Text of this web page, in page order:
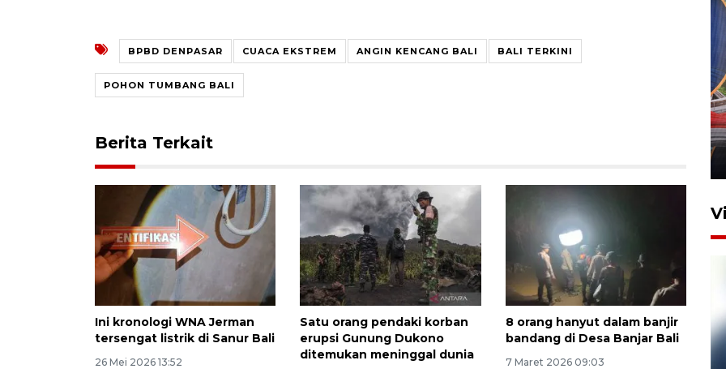
BPBD DENPASAR CUACA EKSTREM ANGIN KENCANG BALI BALI TERKINI
POHON TUMBANG BALI
Berita Terkait
Ini kronologi WNA Jerman
tersengat listrik di Sanur Bali
26 Mei 2026 13:52
Satu orang pendaki korban
erupsi Gunung Dukono
ditemukan meninggal dunia
8 orang hanyut dalam banjir
bandang di Desa Banjar Bali
7 Maret 2026 09:03